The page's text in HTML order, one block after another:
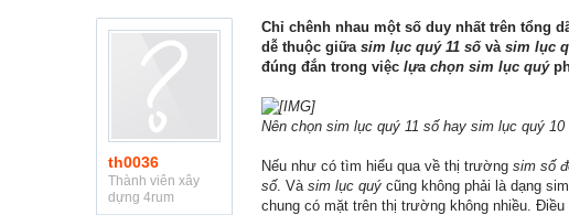
th0036
Thành viên xây
dựng 4rum
Chỉ chênh nhau một số duy nhất trên tổng
dễ thuộc giữa sim lục quý 11 sốvà sim lục
đúng đắn trong việc lựa chọn sim lục quý
Nên chọn sim lục quý 11 số hay sim lục quý 10
Nếu như có tìm hiểu qua về thị trường sim số
số. Và sim lục quý cũng không phải là dạng
chung có mặt trên thị trường không nhiều. Điều